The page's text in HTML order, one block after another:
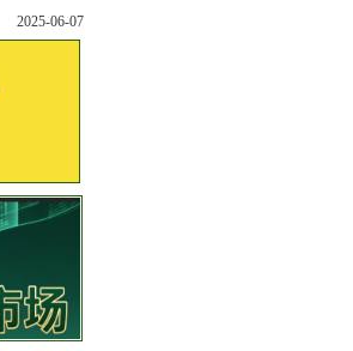
2025-06-07